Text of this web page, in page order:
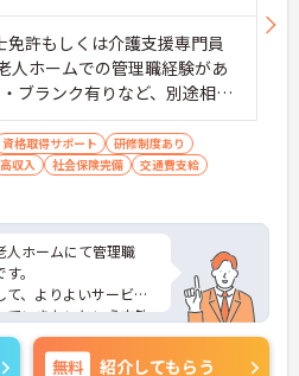
許もしくは介護支援専門員
人ホームでの管理職経験があ
ランク有りなど、別途相談)
な方
資格取得サポート
研修制度あり
高収入 社会保険完備
交通費支給
人ホームにて管理職
。
て、よりよいサービ
ていきたいという方歓
も整えているので、
無料 紹介してもらう